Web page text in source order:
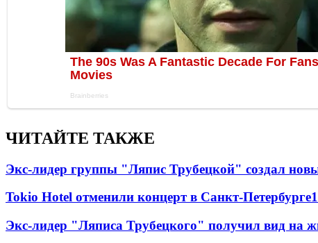
ЧИТАЙТЕ ТАКЖЕ
Экс-лидер группы "Ляпис Трубецкой" создал
Tokio Hotel отменили концерт в Санкт-Петербурге
Экс-лидер "Ляписа Трубецкого" получил вид на